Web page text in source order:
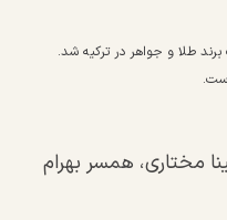
برند طلا و جواهر در ترکیه شد.
مختاری، همسر بهرام